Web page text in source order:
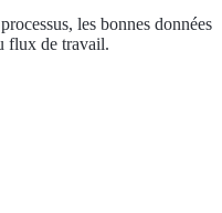
les bonnes données
flux de travail.